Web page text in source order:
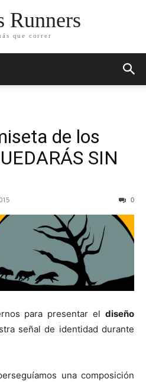
Runners
que correr
de los
SIN
0
para presentar el diseño
señal de identidad durante
una composición